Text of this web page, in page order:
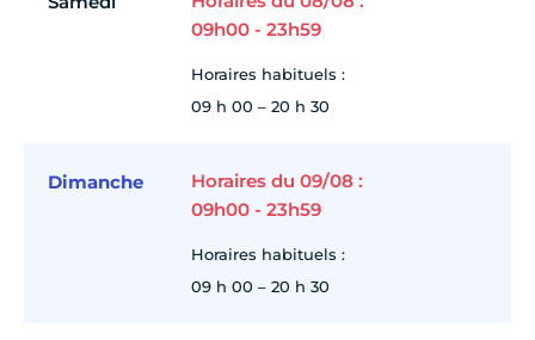
09h00 - 23h59
Horaires habituels :
09 h 00 – 20 h 30
Dimanche
Horaires du 09/08 :
09h00 - 23h59
Horaires habituels :
09 h 00 – 20 h 30